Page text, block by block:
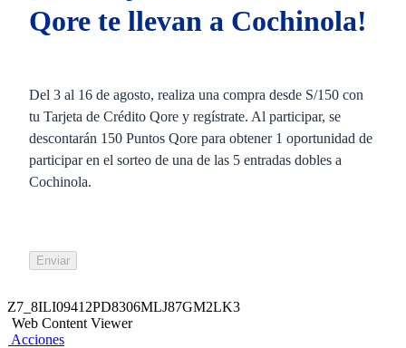
Qore te llevan a Cochinola!
Del 3 al 16 de agosto, realiza una compra desde S/150 con
tu Tarjeta de Crédito Qore y regístrate. Al participar, se
descontarán 150 Puntos Qore para obtener 1 oportunidad de
participar en el sorteo de una de las 5 entradas dobles a
Cochinola.
Enviar
Z7_8ILI09412PD8306MLJ87GM2LK3
Web Content Viewer
Acciones